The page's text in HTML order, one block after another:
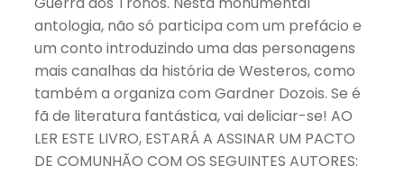
antologia, não só participa com um prefácio e
um conto introduzindo uma das personagens
mais canalhas da história de Westeros, como
também a organiza com Gardner Dozois. Se é
fã de literatura fantástica, vai deliciar-se! AO
LER ESTE LIVRO, ESTARÁ A ASSINAR UM PACTO
DE COMUNHÃO COM OS SEGUINTES AUTORES: